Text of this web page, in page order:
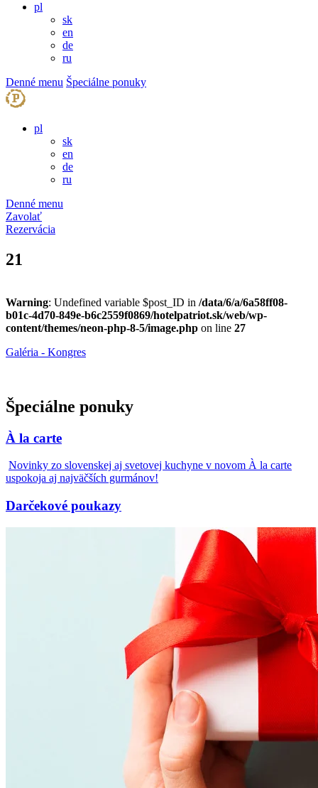
pl
sk
en
de
ru
Denné menu Špeciálne ponuky
pl
sk
en
de
ru
Denné menu
Zavolať
Rezervácia
21
Warning: Undefined variable $post_ID in /data/6/a/6a58ff08-
b01c-4d70-849e-b6c2559f0869/hotelpatriot.sk/web/wp-
content/themes/neon-php-8-5/image.php on line 27
Galéria - Kongres
Špeciálne ponuky
À la carte
Novinky zo slovenskej aj svetovej kuchyne v novom À la carte
uspokoja aj najväčších gurmánov!
Darčekové poukazy